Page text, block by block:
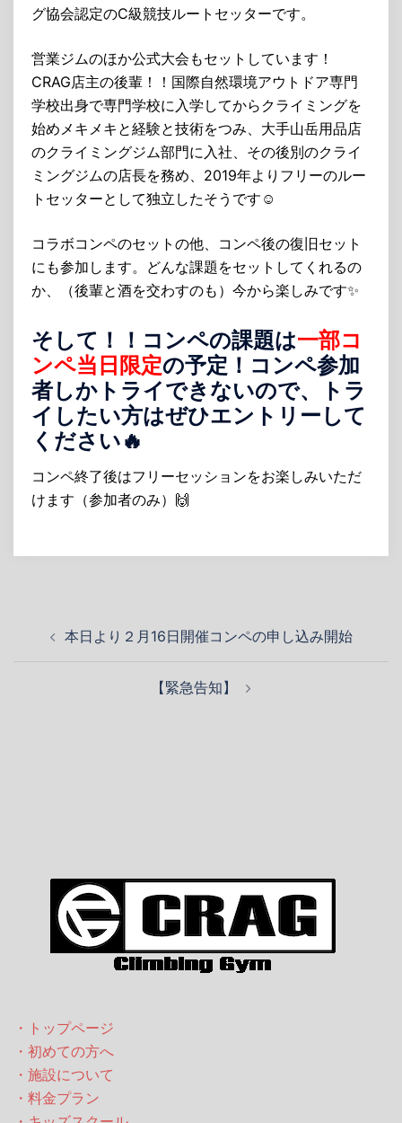
グ協会認定のC級競技ルートセッターです。
営業ジムのほか公式大会もセットしています！
CRAG店主の後輩！！国際自然環境アウトドア専門
学校出身で専門学校に入学してからクライミングを
始めメキメキと経験と技術をつみ、大手山岳用品店
のクライミングジム部門に入社、その後別のクライ
ミングジムの店長を務め、2019年よりフリーのルー
トセッターとして独立したそうです☺️
コラボコンペのセットの他、コンペ後の復旧セット
にも参加します。どんな課題をセットしてくれるの
か、（後輩と酒を交わすのも）今から楽しみです✨
そして！！コンペの課題は一部コ
ンペ当日限定の予定！コンペ参加
者しかトライできないので、トラ
イしたい方はぜひエントリーして
ください🔥
コンペ終了後はフリーセッションをお楽しみいただ
けます（参加者のみ）🙌
本日より２月16日開催コンペの申し込み開始
【緊急告知】
・トップページ
・初めての方へ
・施設について
・料金プラン